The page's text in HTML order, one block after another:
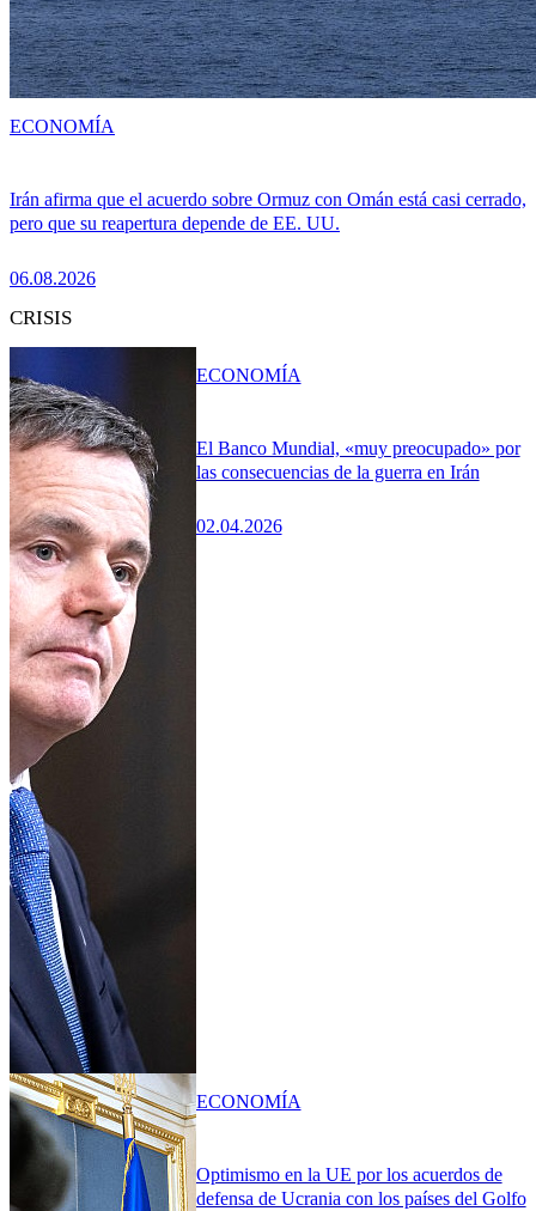
Irán afirma que el acuerdo sobre Ormuz con Omán está casi cerrado,
pero que su reapertura depende de EE. UU.
06.08.2026
ECONOMÍA
CRISIS
El Banco Mundial, «muy preocupado» por
las consecuencias de la guerra en Irán
02.04.2026
ECONOMÍA
Optimismo en la UE por los acuerdos de
defensa de Ucrania con los países del Golfo
ECONOMÍA